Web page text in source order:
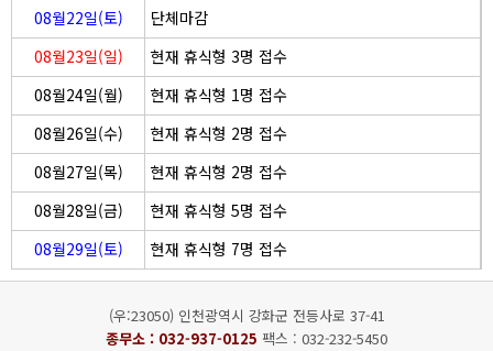
08월22일(토)
단체마감
08월23일(일)
현재 휴식형 3명 접수
08월24일(월)
현재 휴식형 1명 접수
08월26일(수)
현재 휴식형 2명 접수
08월27일(목)
현재 휴식형 2명 접수
08월28일(금)
현재 휴식형 5명 접수
08월29일(토)
현재 휴식형 7명 접수
(우:23050) 인천광역시 강화군 전등사로 37-41
종무소 : 032-937-0125 팩스 : 032-232-5450